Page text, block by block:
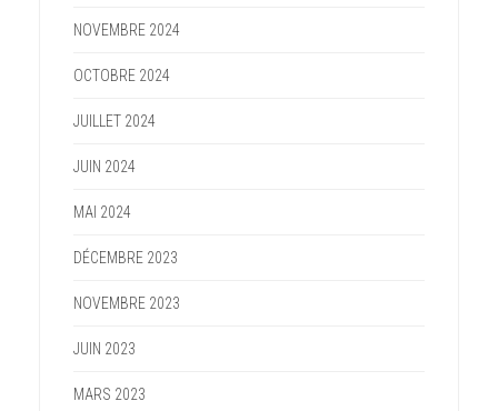
NOVEMBRE 2024
OCTOBRE 2024
JUILLET 2024
JUIN 2024
MAI 2024
DÉCEMBRE 2023
NOVEMBRE 2023
JUIN 2023
MARS 2023